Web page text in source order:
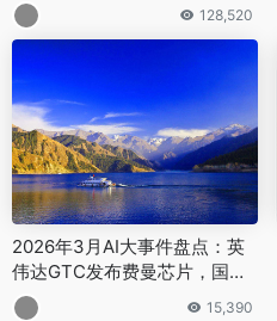
128,520
2026年3月AI大事件盘点：英
伟达GTC发布费曼芯片，国产
大模型首次全球登顶
15,390